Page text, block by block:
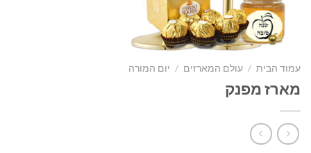
עמוד הבית עולם המארזים יום המורה
מארז מפנק